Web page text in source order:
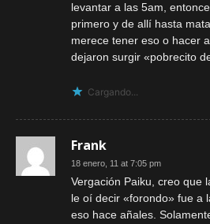
levantar a las 5am,
primero y de allí hasta
merece tener eso o hacer
dejaron surgir «pobrecito
Cargando...
Frank
18 enero, 11 at 7:05 pm
Vergación Paiku, creo que
le oí decir «forondo» fue a
eso hace añales.